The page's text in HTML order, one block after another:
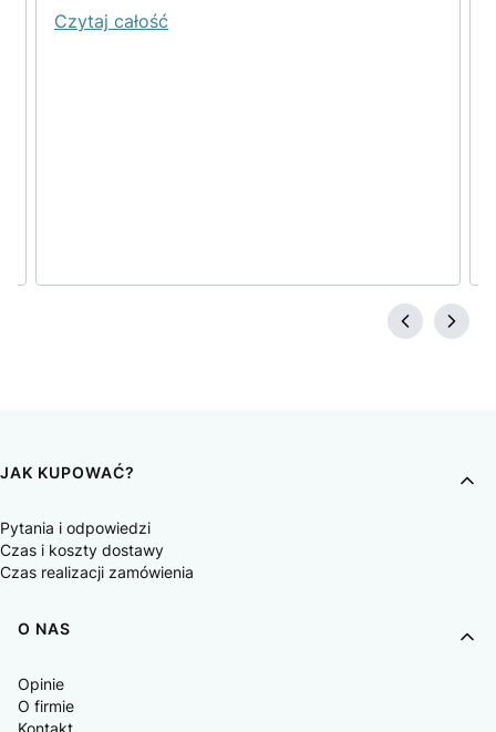
Czytaj całość
JAK KUPOWAĆ?
Pytania i odpowiedzi
Czas i koszty dostawy
Czas realizacji zamówienia
O NAS
Opinie
O firmie
Kontakt